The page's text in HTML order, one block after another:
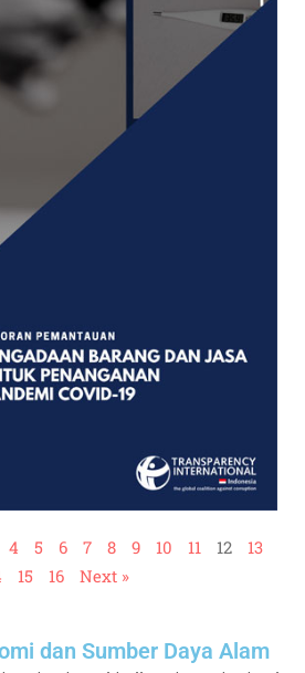
4 5 6 7 8 9 10 11 12
13
15 16 Next »
dan Sumber Daya Alam